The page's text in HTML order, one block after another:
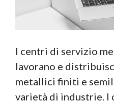
I centri di servizio
lavorano e
metallici finiti e
varietà di industrie. I